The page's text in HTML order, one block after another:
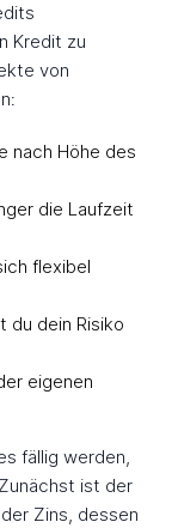
Kredit zu
von
nach Höhe des
die Laufzeit
flexibel
du dein Risiko
eigenen
fällig werden,
ist der
Zins, dessen